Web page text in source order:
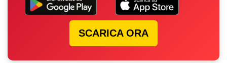
SCARICA ORA